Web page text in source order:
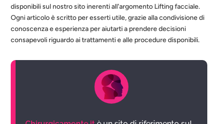
disponibili sul nostro sito inerenti all'argomento Lifting facciale.
Ogni articolo è scritto per esserti utile, grazie alla condivisione di
conoscenza e esperienza per aiutarti a prendere decisioni
consapevoli riguardo ai trattamenti e alle procedure disponibili.